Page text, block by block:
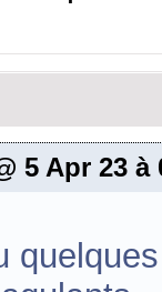
5 Apr 23 à